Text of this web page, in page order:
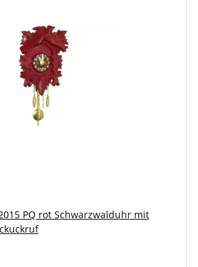
PQ rot Schwarzwalduhr mit